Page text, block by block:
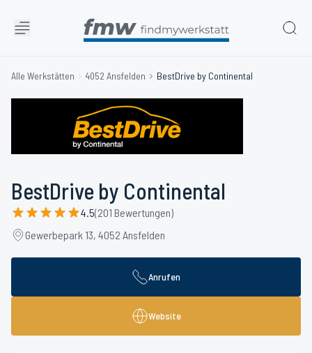
Alle Werkstätten 4052 Ansfelden BestDrive by Continental
BestDrive by Continental
4.5(201 Bewertungen)
Gewerbepark 13, 4052 Ansfelden
Anrufen
Website